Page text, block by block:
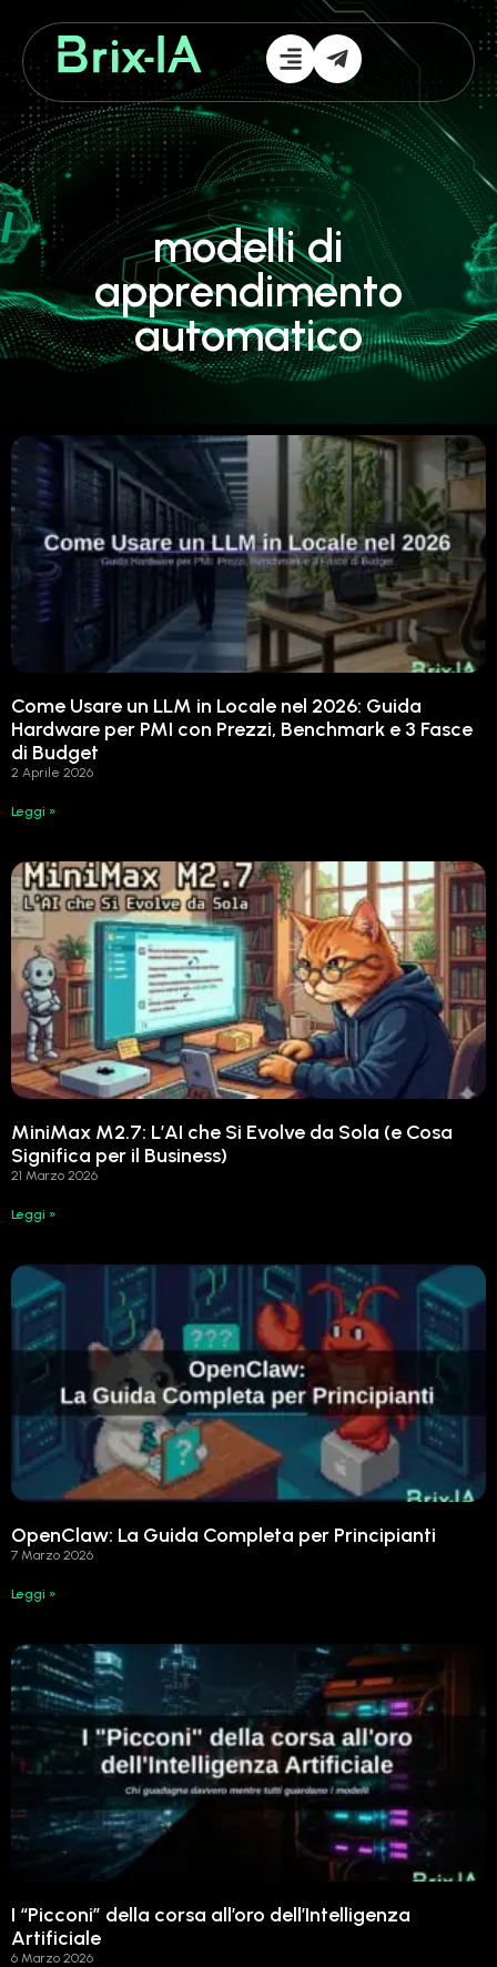
modelli di
apprendimento
automatico
Come Usare un LLM in Locale nel 2026: Guida
Hardware per PMI con Prezzi, Benchmark e 3 Fasce
di Budget
2 Aprile 2026
Leggi »
MiniMax M2.7: L’AI che Si Evolve da Sola (e Cosa
Significa per il Business)
21 Marzo 2026
Leggi »
OpenClaw: La Guida Completa per Principianti
7 Marzo 2026
Leggi »
I “Picconi” della corsa all’oro dell’Intelligenza
Artificiale
6 Marzo 2026